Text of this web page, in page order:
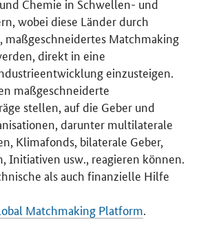
wobei diese Länder durch
maßgeschneidertes Matchmaking
direkt in eine
einzusteigen.
maßgeschneiderte
stellen, auf die Geber und
darunter multilaterale
Klimafonds, bilaterale Geber,
Initiativen usw., reagieren können.
als auch finanzielle Hilfe
Matchmaking Platform